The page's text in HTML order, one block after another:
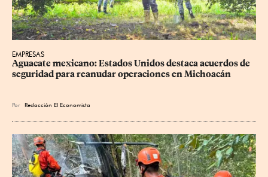
EMPRESAS
Aguacate mexicano: Estados Unidos destaca acuerdos de
seguridad para reanudar operaciones en Michoacán
Por Redacción El Economista